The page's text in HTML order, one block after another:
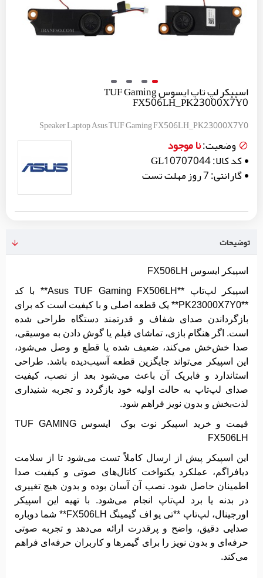
اسپیکر لپ تاپ ایسوس TUF Gaming
FX506LH_PK23000X7Y0
Speaker Laptop Asus TUF Gaming FX506LH_PK23000X7Y0
وضعیت:نا موجود
کد کالا:GL10707044
گارانتی:7 روز مهلت تست
توضیحات
اسپیکر ایسوس FX506LH
اسپیکر لپ‌تاپ **Asus TUF Gaming FX506LH** با کد
**PK23000X7Y0** یک قطعه اصلی و با کیفیت است که برای
بازگرداندن صدای شفاف و قدرتمند دستگاه طراحی شده
است. اگر هنگام بازی، تماشای فیلم یا گوش دادن به موسیقی،
صدا خش‌خش می‌کند، ضعیف شده یا قطع و وصل می‌شود،
این اسپیکر می‌تواند جایگزین قطعه آسیب‌دیده باشد. طراحی
استاندارد و فابریک آن باعث می‌شود بعد از نصب، کیفیت
صدای لپ‌تاپ به حالت اولیه خود بازگردد و تجربه شنیداری
لذت‌بخش و بدون نویز فراهم شود.
قیمت و خرید اسپیکر نوت بوک ایسوس TUF GAMING
FX506LH
این اسپیکر پیش از ارسال کاملاً تست می‌شود تا از سلامت
دیافراگم، عملکرد یکنواخت کانال‌های صوتی و کیفیت صدا
اطمینان حاصل شود. نصب آن آسان بوده و بدون هیچ تغییری
در بدنه یا برد لپ‌تاپ انجام می‌شود. با تهیه این اسپیکر
اورجینال، لپ‌تاپ **تی یو اف گیمینگ FX506LH** شما دوباره
صدایی دقیق، واضح و پرقدرت ارائه می‌دهد و تجربه صوتی
حرفه‌ای و بدون نویز را برای گیمرها و کاربران حرفه‌ای فراهم
می‌کند.